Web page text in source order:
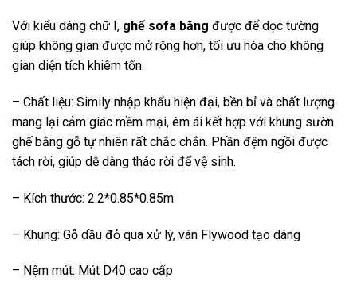
Với kiểu dáng chữ I, ghế sofa băng được để dọc tường
giúp không gian được mở rộng hơn, tối ưu hóa cho không
gian diện tích khiêm tốn.
– Chất liệu: Simily nhập khẩu hiện đại, bền bỉ và chất lượng
mang lại cảm giác mềm mại, êm ái kết hợp với khung sườn
ghế bằng gỗ tự nhiên rất chắc chắn. Phần đệm ngồi được
tách rời, giúp dễ dàng tháo rời để vệ sinh.
– Kích thước: 2.2*0.85*0.85m
– Khung: Gỗ dầu đỏ qua xử lý, ván Flywood tạo dáng
– Nệm mút: Mút D40 cao cấp